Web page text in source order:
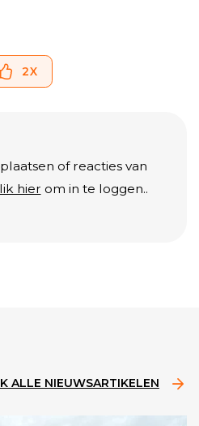
2X
of reacties van
hier om in te loggen..
ALLE NIEUWSARTIKELEN